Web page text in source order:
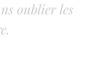
oublier les